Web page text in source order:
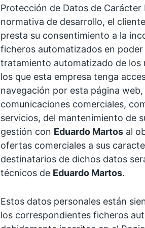
Protección de Datos de Carácter
normativa de desarrollo, el
presta su consentimiento a la
ficheros automatizados en
tratamiento automatizado de los
los que esta empresa tenga
navegación por esta página
comunicaciones comerciales,
servicios, del mantenimiento de
gestión con Eduardo Martosal
ofertas comerciales a sus
destinatarios de dichos datos
técnicos de Eduardo Martos.
Estos datos personales están
los correspondientes ficheros